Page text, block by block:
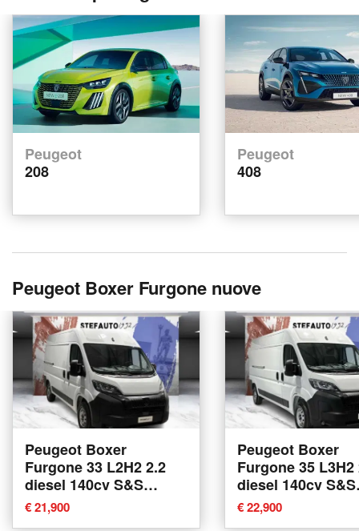
Peugeot
208
Peugeot
408
Peugeot Boxer Furgone nuove
Peugeot Boxer
Furgone 33 L2H2 2.2
diesel 140cv S&S
nuova a Bologna
€ 21,900
Peugeot Boxer
Furgone 35 L3H2
diesel 140cv S&S
vetrato at8
Bologna
€ 22,900